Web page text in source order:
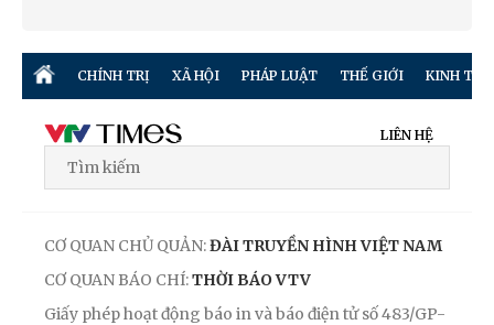
CHÍNH TRỊ XÃ HỘI PHÁP LUẬT THẾ GIỚI KINH TẾ
LIÊN HỆ
CƠ QUAN CHỦ QUẢN:ĐÀI TRUYỀN HÌNH VIỆT NAM
CƠ QUAN BÁO CHÍ:THỜI BÁO VTV
Giấy phép hoạt động báo in và báo điện tử số 483/GP-